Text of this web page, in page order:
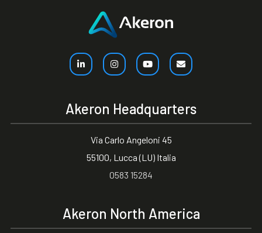
Akeron Headquarters
Via Carlo Angeloni 45
55100, Lucca (LU) Italia
0583 15284
Akeron North America